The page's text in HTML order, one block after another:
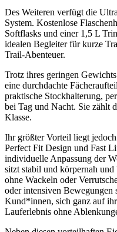
Des Weiteren verfügt die
System. Kostenlose
Softflasks und einer 1,5 L
idealen Begleiter für kurze
Trail-Abenteuer.
Trotz ihres geringen
eine durchdachte
praktische Stockhalterung,
bei Tag und Nacht. Sie zählt
Klasse.
Ihr größter Vorteil liegt
Perfect Fit Design und Fast
individuelle Anpassung der
sitzt stabil und körpernah
ohne Wackeln oder
oder intensiven Bewegungen
Kund*innen, sich ganz auf
Lauferlebnis ohne